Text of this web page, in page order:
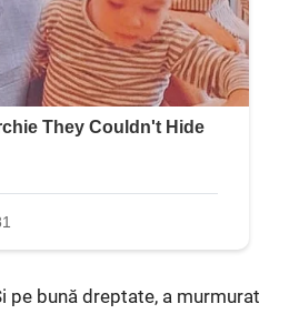
pe bună dreptate, a murmurat